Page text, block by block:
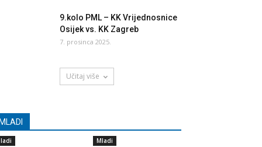
9.kolo PML – KK Vrijednosnice
Osijek vs. KK Zagreb
7. prosinca 2025.
Učitaj više
Mladi